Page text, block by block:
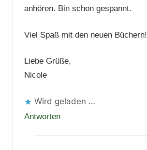
anhören. Bin schon gespannt.
Viel Spaß mit den neuen Büchern!
Liebe Grüße,
Nicole
Wird geladen …
Antworten